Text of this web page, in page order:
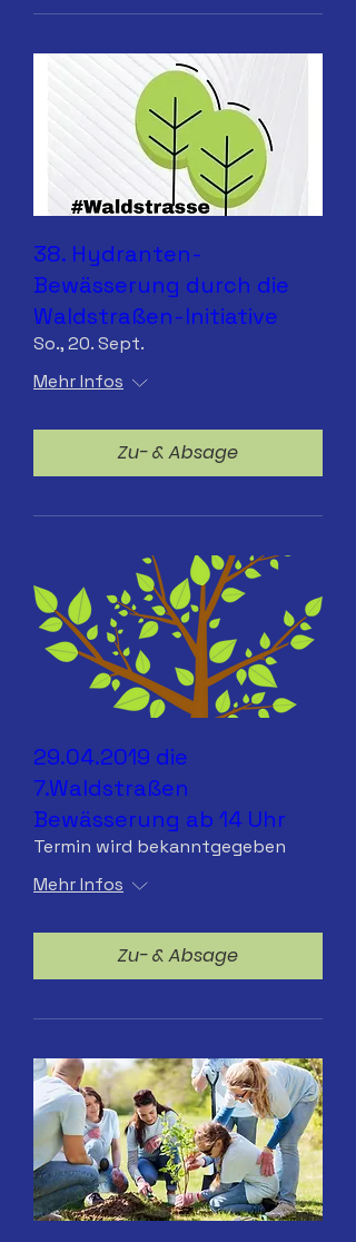
38. Hydranten-
Bewässerung durch die
Waldstraßen-Initiative
So., 20. Sept.
Mehr Infos
Zu- & Absage
29.04.2019 die
7.Waldstraßen
Bewässerung ab 14 Uhr
Termin wird bekanntgegeben
Mehr Infos
Zu- & Absage